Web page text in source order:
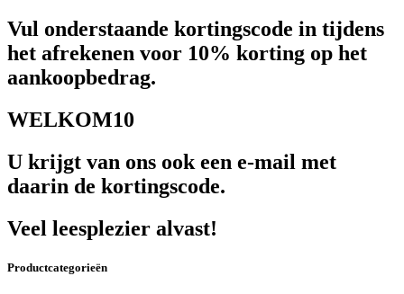
Vul onderstaande kortingscode in tijdens
het afrekenen voor 10% korting op het
aankoopbedrag.
WELKOM10
U krijgt van ons ook een e-mail met
daarin de kortingscode.
Veel leesplezier alvast!
Productcategorieën